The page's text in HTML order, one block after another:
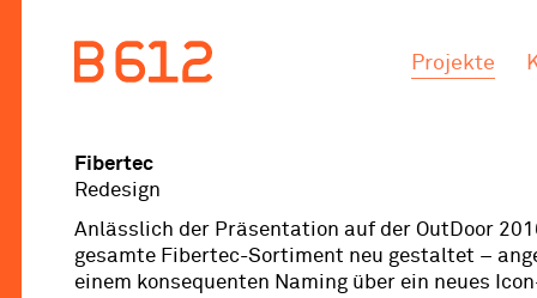
Projekte
Fibertec
Redesign
Anlässlich der Präsentation auf der OutDoor
gesamte Fibertec-Sortiment neu gestaltet –
einem konsequenten Naming über ein neues